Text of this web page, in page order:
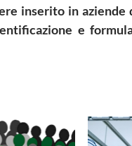
inserito in aziende
e